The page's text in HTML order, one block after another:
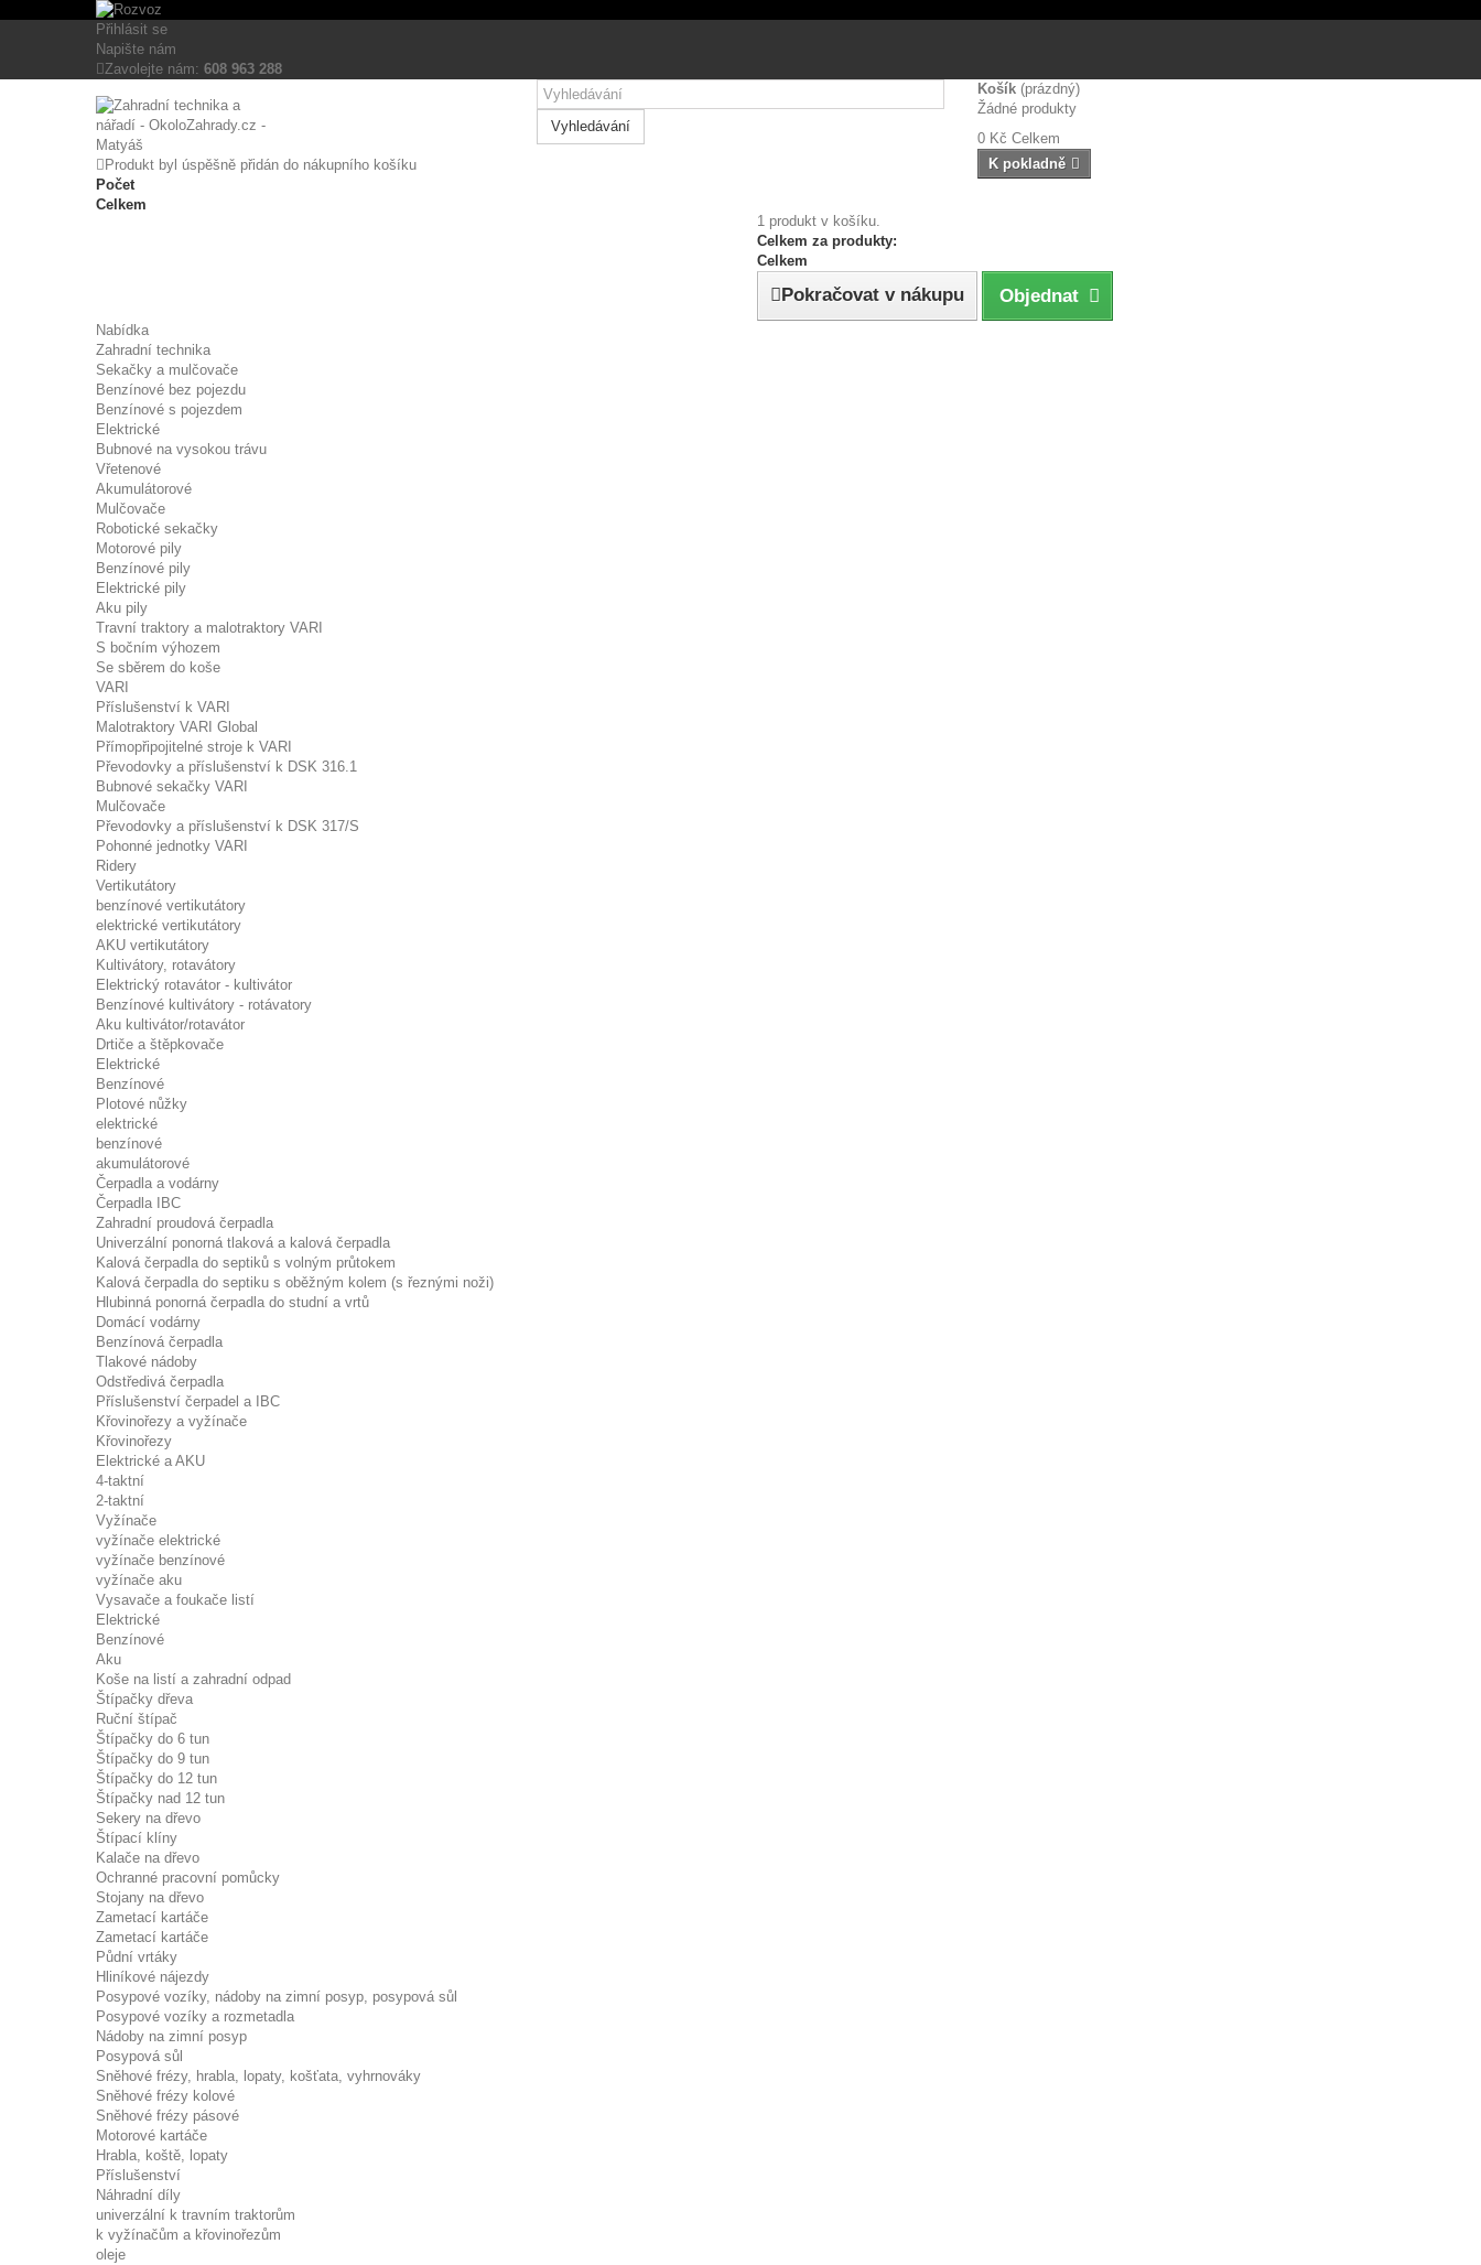
Tento eshop používá k poskytování služeb, personalizaci reklam a analýze návštěvnosti soubory cookie.
Více informací
Nezbytně nutné cookies
Přihlásit se
Napište nám
Zavolejte nám: 608 963 288
Vyhledávání
Košík (prázdný)
Žádné produkty
0 Kč Celkem
K pokladně
Produkt byl úspěšně přidán do nákupního košíku
Počet
Celkem
1 produkt v košíku.
Celkem za produkty:
Celkem
Pokračovat v nákupu Objednat
Nabídka
Zahradní technika
Sekačky a mulčovače
Benzínové bez pojezdu
Benzínové s pojezdem
Elektrické
Bubnové na vysokou trávu
Vřetenové
Akumulátorové
Mulčovače
Robotické sekačky
Motorové pily
Benzínové pily
Elektrické pily
Aku pily
Travní traktory a malotraktory VARI
S bočním výhozem
Se sběrem do koše
VARI
Příslušenství k VARI
Malotraktory VARI Global
Přímopřipojitelné stroje k VARI
Převodovky a příslušenství k DSK 316.1
Bubnové sekačky VARI
Mulčovače
Převodovky a příslušenství k DSK 317/S
Pohonné jednotky VARI
Ridery
Vertikutátory
benzínové vertikutátory
elektrické vertikutátory
AKU vertikutátory
Kultivátory, rotavátory
Elektrický rotavátor - kultivátor
Benzínové kultivátory - rotávatory
Aku kultivátor/rotavátor
Drtiče a štěpkovače
Elektrické
Benzínové
Plotové nůžky
elektrické
benzínové
akumulátorové
Čerpadla a vodárny
Čerpadla IBC
Zahradní proudová čerpadla
Univerzální ponorná tlaková a kalová čerpadla
Kalová čerpadla do septiků s volným průtokem
Kalová čerpadla do septiku s oběžným kolem (s řeznými noži)
Hlubinná ponorná čerpadla do studní a vrtů
Domácí vodárny
Benzínová čerpadla
Tlakové nádoby
Odstředivá čerpadla
Příslušenství čerpadel a IBC
Křovinořezy a vyžínače
Křovinořezy
Elektrické a AKU
4-taktní
2-taktní
Vyžínače
vyžínače elektrické
vyžínače benzínové
vyžínače aku
Vysavače a foukače listí
Elektrické
Benzínové
Aku
Koše na listí a zahradní odpad
Štípačky dřeva
Ruční štípač
Štípačky do 6 tun
Štípačky do 9 tun
Štípačky do 12 tun
Štípačky nad 12 tun
Sekery na dřevo
Štípací klíny
Kalače na dřevo
Ochranné pracovní pomůcky
Stojany na dřevo
Zametací kartáče
Zametací kartáče
Půdní vrtáky
Hliníkové nájezdy
Posypové vozíky, nádoby na zimní posyp, posypová sůl
Posypové vozíky a rozmetadla
Nádoby na zimní posyp
Posypová sůl
Sněhové frézy, hrabla, lopaty, košťata, vyhrnováky
Sněhové frézy kolové
Sněhové frézy pásové
Motorové kartáče
Hrabla, koště, lopaty
Příslušenství
Náhradní díly
univerzální k travním traktorům
k vyžínačům a křovinořezům
oleje